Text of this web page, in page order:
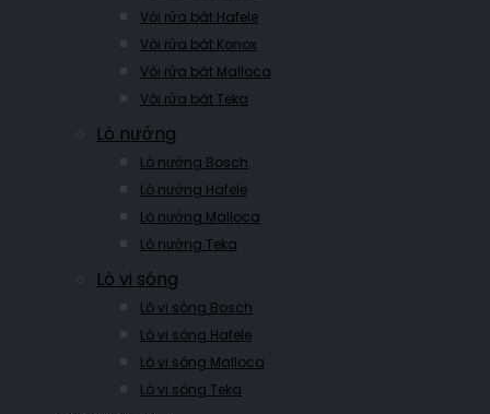
Vòi rửa bát Hafele
Vòi rửa bát Konox
Vòi rửa bát Malloca
Vòi rửa bát Teka
Lò nướng
Lò nướng Bosch
Lò nướng Hafele
Lò nướng Malloca
Lò nướng Teka
Lò vi sóng
Lò vi sóng Bosch
Lò vi sóng Hafele
Lò vi sóng Malloca
Lò vi sóng Teka